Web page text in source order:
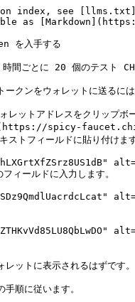
index, see
as
を入手する
とに 20 個のテスト CHZ
ンをウォレットに送るには
レットアドレスをクリ
spicy-
トフィールドに貼り付けま
ィールドに入力します。
ットに表示されるはずです。
順に従います。